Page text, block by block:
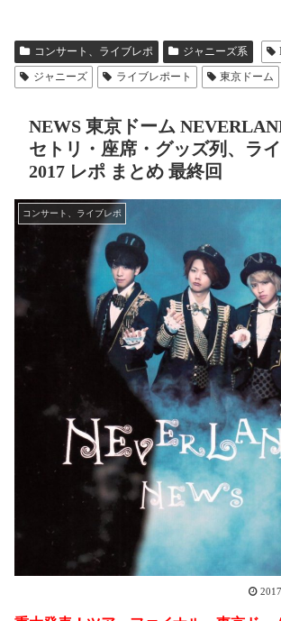
コンサート、ライブレポ ジャニーズ系
ジャニーズ
ライブレポート 東京ドーム
NEWS 東京ドーム
セトリ・座席・グッズ列、ラ
2017 レポ まとめ 最終回
コンサート、ライブレポ